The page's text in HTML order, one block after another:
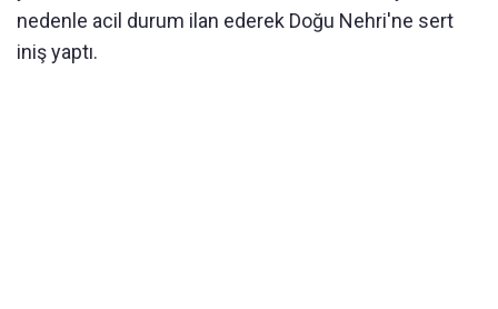
nedenle acil durum ilan ederek Doğu Nehri'ne sert
iniş yaptı.